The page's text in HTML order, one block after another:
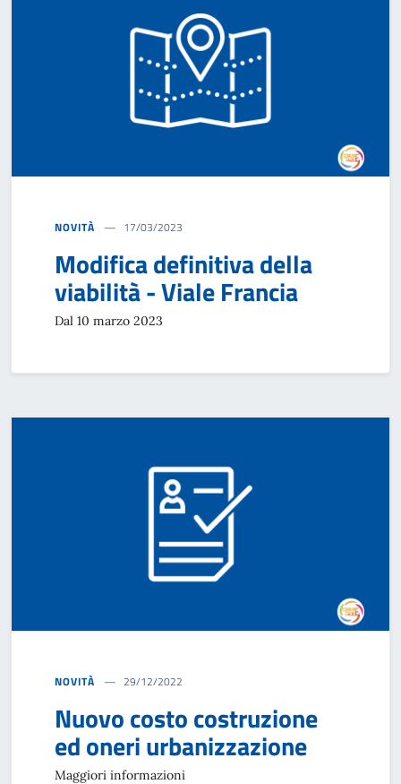
NOVITÀ 17/03/2023
Modifica definitiva della
viabilità - Viale Francia
Dal 10 marzo 2023
NOVITÀ 29/12/2022
Nuovo costo costruzione
ed oneri urbanizzazione
Maggiori informazioni